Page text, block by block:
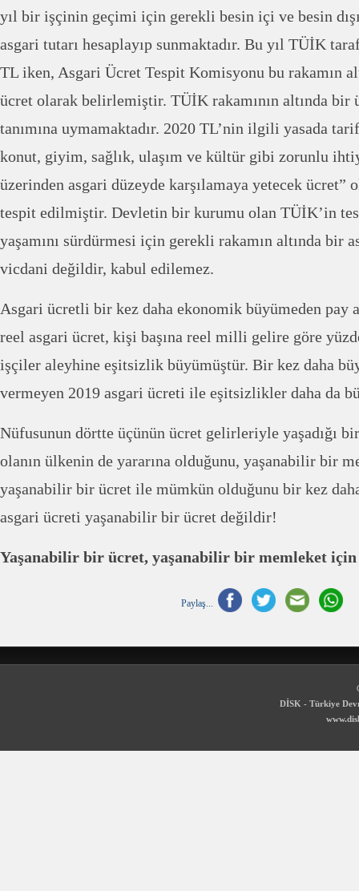
yıl bir işçinin geçimi için gerekli besin içi ve besin
asgari tutarı hesaplayıp sunmaktadır. Bu yıl TÜİK
TL iken, Asgari Ücret Tespit Komisyonu bu rakamın
ücret olarak belirlemiştir. TÜİK rakamının altında bir
tanımına uymamaktadır. 2020 TL’nin ilgili yasada
konut, giyim, sağlık, ulaşım ve kültür gibi zorunlu
üzerinden asgari düzeyde karşılamaya yetecek ücret”
tespit edilmiştir. Devletin bir kurumu olan TÜİK’in
yaşamını sürdürmesi için gerekli rakamın altında bir
vicdani değildir, kabul edilemez.
Asgari ücretli bir kez daha ekonomik büyümeden pay
reel asgari ücret, kişi başına reel milli gelire göre
işçiler aleyhine eşitsizlik büyümüştür. Bir kez daha
vermeyen 2019 asgari ücreti ile eşitsizlikler daha da
Nüfusunun dörtte üçünün ücret gelirleriyle yaşadığı
olanın ülkenin de yararına olduğunu, yaşanabilir bir
yaşanabilir bir ücret ile mümkün olduğunu bir kez
asgari ücreti yaşanabilir bir ücret değildir!
Yaşanabilir bir ücret, yaşanabilir bir memleket için
Paylaş...
DİSK - Türkiye